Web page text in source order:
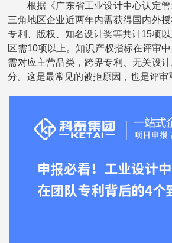
根据《广东省工业设计中心认定管
三角地区企业近两年内需获得国内外
专利、版权、知名设计奖等共计15项
区需10项以上。知识产权指标在评审
需对应主营品类，跨界专利、无关设
分。这是最常见的被拒原因，也是评审